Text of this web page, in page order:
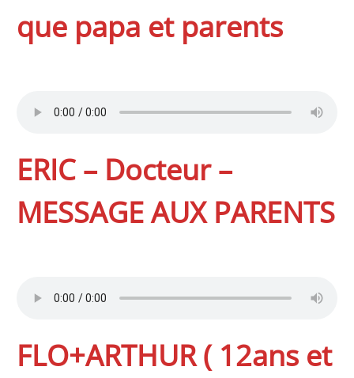
que papa et parents
ERIC – Docteur –
MESSAGE AUX PARENTS
FLO+ARTHUR ( 12ans et